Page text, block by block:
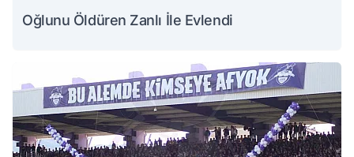
Oğlunu Öldüren Zanlı İle Evlendi